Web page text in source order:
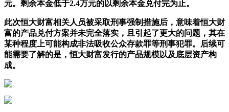
元。剩余本金低于2.4万元的以剩余本金兑付完为止。
此次恒大财富相关人员被采取刑事强制措施后，意味着恒大财
富的产品兑付方案并未完全落实，且引起了更大的问题，其在
某种程度上可能构成非法吸收公众存款罪等刑事犯罪。后续可
能需要了解的是，恒大财富发行的产品规模以及底层资产构
成。